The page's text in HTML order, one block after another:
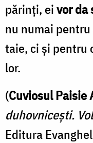
părinţi, eivor da
nu numai
taie, ci şi pentru
lor.
(Cuviosul Paisie
duhovniceşti.
Editura